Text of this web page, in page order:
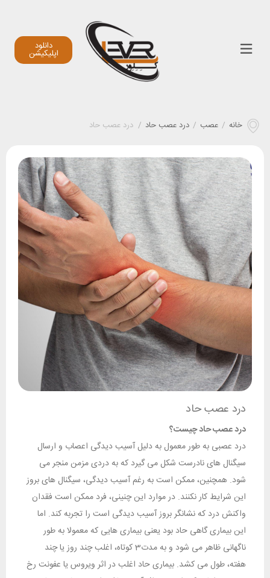
دانلود
اپلیکیشن
خانه / عصب / درد عصب حاد / درد عصب حاد
درد عصب حاد
درد عصب حاد چیست؟
درد عصبی به طور معمول به دلیل آسیب دیدگی اعصاب و ارسال
سیگنال های نادرست شکل می گیرد که به دردی مزمن منجر می
شود. همچنین، ممکن است به رغم آسیب دیدگی، سیگنال های بروز
این شرایط کار نکنند. در موارد این چنینی، فرد ممکن است فقدان
واکنش درد که نشانگر بروز آسیب دیدگی است را تجربه کند. اما
این بیماری گاهی حاد بود یعنی بیماری هایی که معمولا به طور
ناگهانی ظاهر می شود و به مدت3 کوتاه، اغلب چند روز یا چند
هفته، طول می کشد. بیماری حاد اغلب در اثر ویروس یا عفونت رخ